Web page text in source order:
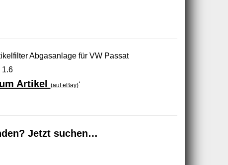
Abgasanlage für VW Passat
1.6
Artikel (auf eBay)*
Jetzt suchen…